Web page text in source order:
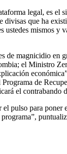
legal, es el
divisas que ha
ustedes mismos y
de magnicidio en
el Ministro
Programa de
el contrabando
pulso para poner